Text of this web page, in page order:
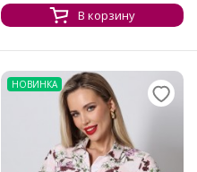
В корзину
НОВИНКА